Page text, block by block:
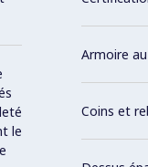
le
Armoire
Coins et